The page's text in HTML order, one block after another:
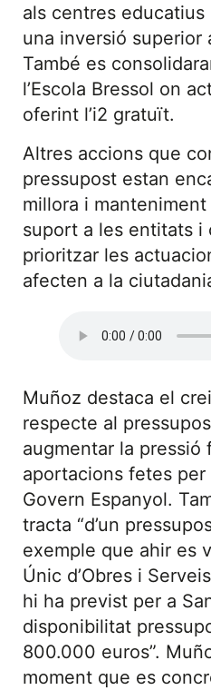
als centres
una inversió superior
També es
l’Escola Bressol on
oferint l’i2 gratuït.
Altres accions que
pressupost estan
millora i
suport a les entitats i
prioritzar les
afecten a la
Muñoz destaca el
respecte al
augmentar la pressió
aportacions fetes
Govern Espanyol.
tracta “d’un
exemple que ahir es
Únic d’Obres i
hi ha previst per a
disponibilitat
800.000 euros”.
moment que es